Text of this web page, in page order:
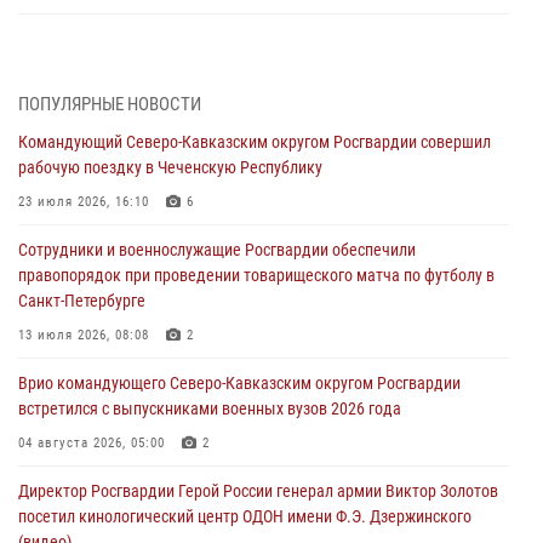
06 августа 2026, 12:35 1
Росгвардейцы провели выставку вооружения для участников сбора
«Гвардеец» в Пензе (видео)
06 августа 2026, 12:00
В Курске росгвардейцы приняли участие в митинге, посвященном
второй годовщине вторжения ВСУ на территорию области
06 августа 2026, 11:56
угрожавшего подростку травматическим пистолетом
06 августа 2026, 11:33
крупная нарколаборатория
ПОПУЛЯРНЫЕ НОВОСТИ
Командующий Северо-Кавказским округом Росгвардии совершил
рабочую поездку в Чеченскую Республику
23 июля 2026, 16:10 6
Сотрудники и военнослужащие Росгвардии обеспечили
правопорядок при проведении товарищеского матча по футболу в
Санкт-Петербурге
13 июля 2026, 08:08 2
Врио командующего Северо-Кавказским округом Росгвардии
встретился с выпускниками военных вузов 2026 года
04 августа 2026, 05:00 2
Директор Росгвардии Герой России генерал армии Виктор Золотов
посетил кинологический центр ОДОН имени Ф.Э. Дзержинского